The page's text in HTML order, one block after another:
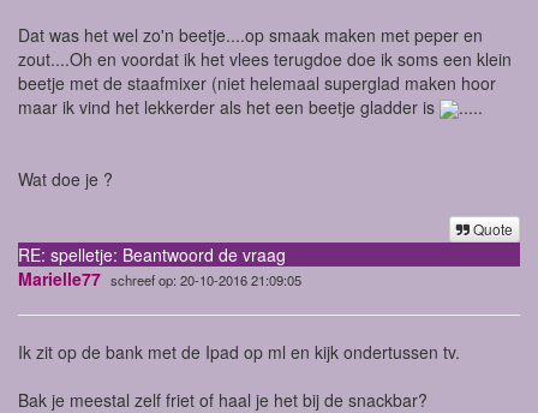
Dat was het wel zo'n beetje....op smaak maken met peper en
zout....Oh en voordat ik het vlees terugdoe doe ik soms een klein
beetje met de staafmixer (niet helemaal superglad maken hoor
maar ik vind het lekkerder als het een beetje gladder is
.....
Wat doe je ?
Quote
RE: spelletje: Beantwoord de vraag
Marielle77 schreef op: 20-10-2016 21:09:05
Ik zit op de bank met de Ipad op ml en kijk ondertussen tv.
Bak je meestal zelf friet of haal je het bij de snackbar?